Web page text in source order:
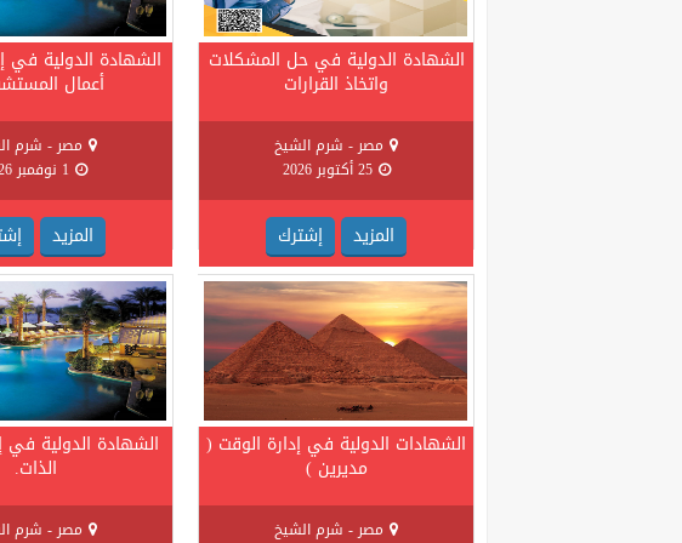
الشهادة الدولية في حل المشكلات
واتخاذ القرارات
مصر - شرم الشيخ
25 أكتوبر 2026
المزيد إشترك
الشهادة الدولية في
أعمال
مصر - شرم
1 نوفمبر 2026
المزيد
الشهادات الدولية في إدارة الوقت (
مديرين )
مصر - شرم الشيخ
الشهادة الدولية في
الذات.
مصر - شرم